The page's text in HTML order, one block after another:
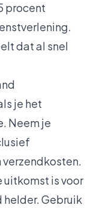
procent
dat al snel
je het
Neem je
is voor
helder. Gebruik